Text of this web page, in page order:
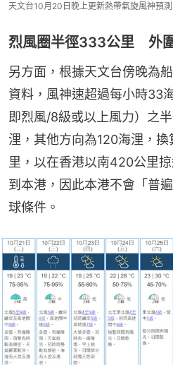
天文台10月20日晚上更新熱帶氣旋風神預測
烈風圈半徑333公里 外
另方面，根據天文台傍晚為
資料，風神速超過每小時33
即烈風/8級或以上風力）之
浬，其他方向為120海浬，
里，以在香港以南420公里
到本港，因此本港不會「普
球條件。